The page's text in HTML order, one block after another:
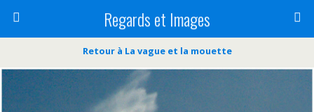
Regards et Images
Retour à La vague et la mouette